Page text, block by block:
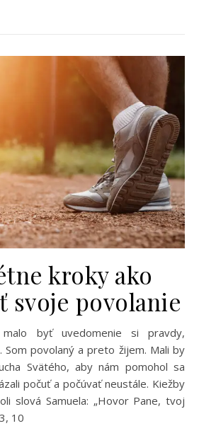
kroky ako
svoje povolanie
Som povolaný a preto žijem. Mali by
Svätého, aby nám pomohol sa
počuť a počúvať neustále. Kiežby
slová Samuela: „Hovor Pane, tvoj
10